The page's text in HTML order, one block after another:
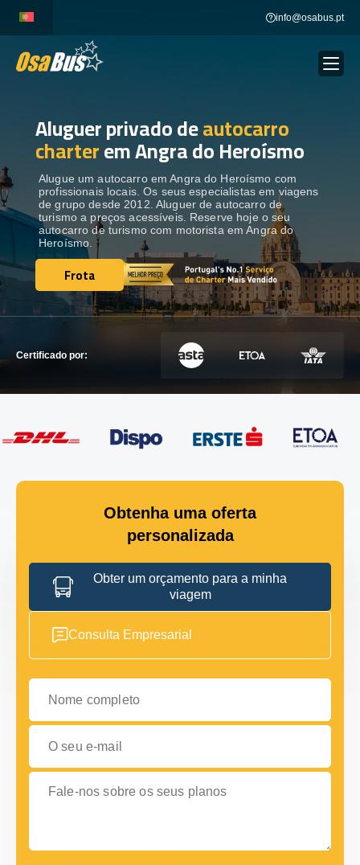
content
info@osabus.pt
ALUGUER DE AUTOCARROS
DESTINOS
FROTA
ENTRE EM CONTACTO
ENTRE EM CONTACTO
Aluguer privado deautocarro
charterem Angra do Heroísmo
Alugue um autocarro em Angra do Heroísmo com
profissionais locais. Os seus especialistas em viagens
de grupo desde 2012. Aluguer de autocarro de
turismo a preços acessíveis. Reserve hoje o seu
autocarro de turismo com motorista em Angra do
Heroísmo.
Frota
Frota
Certificado por:
Obtenha uma oferta
personalizada
Obter um orçamento para a minha
viagem
Consulta Empresarial
Nome completo
O seu e-mail
Fale-nos sobre os seus planos